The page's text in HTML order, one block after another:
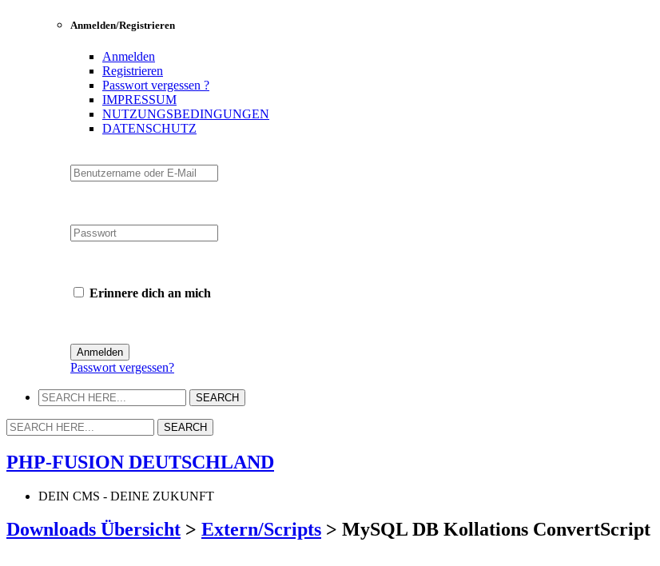
Anmelden/Registrieren
Anmelden
Registrieren
Passwort vergessen ?
IMPRESSUM
NUTZUNGSBEDINGUNGEN
DATENSCHUTZ
Erinnere dich an mich
Passwort vergessen?
PHP-FUSION DEUTSCHLAND
DEIN CMS - DEINE ZUKUNFT
Downloads Übersicht > Extern/Scripts > MySQL DB Kollations ConvertScript